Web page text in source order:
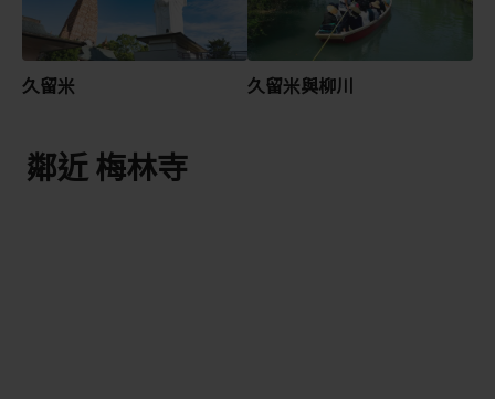
久留米 久留米與柳川
鄰近 梅林寺